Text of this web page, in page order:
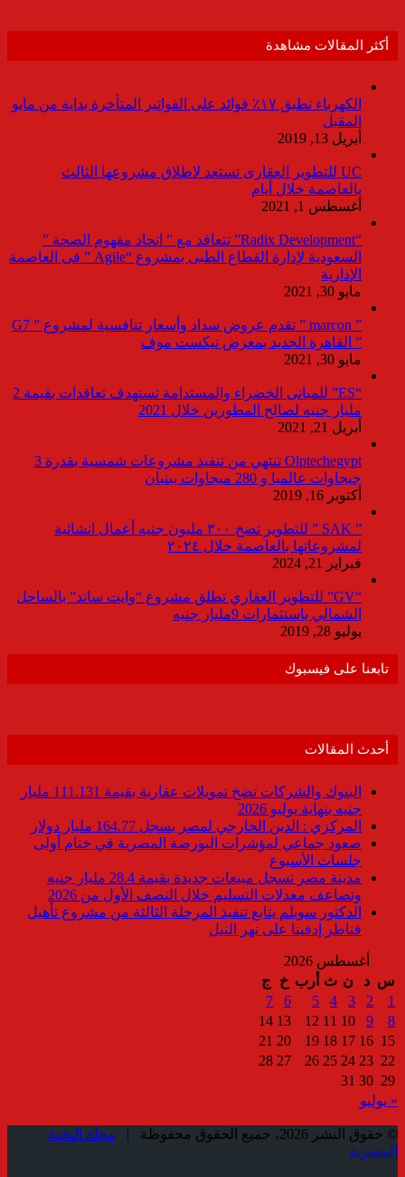
أكثر المقالات مشاهدة
الكهرباء تطبق ١٧٪ فوائد على الفواتير المتأخرة بداية من مايو
المقبل
أبريل 13, 2019
UC للتطوير العقارى تستعد لاطلاق مشروعها الثالث
بالعاصمة خلال أيام
أغسطس 1, 2021
“Radix Development” تتعاقد مع ” اتحاد مفهوم الصحة ”
السعودية لإدارة القطاع الطبى بمشروع “Agile ” فى العاصمة
الإدارية
مايو 30, 2021
” marcon ” تقدم عروض سداد وأسعار تنافسية لمشروع ” G7
” القاهرة الجديد بمعرض نيكست موف
مايو 30, 2021
“ES” للمبانى الخضراء والمستدامة تستهدف تعاقدات بقيمة 2
مليار جنيه لصالح المطورين خلال 2021
أبريل 21, 2021
Olptechegypt تنتهي من تنفيذ مشروعات شمسية بقدرة 3
جيجاوات عالميا و 280 ميجاوات ببنبان
أكتوبر 16, 2019
” SAK ” للتطوير تضخ ٣٠٠ مليون جنيه أعمال انشائية
لمشروعاتها بالعاصمة خلال ٢٠٢٤
فبراير 21, 2024
“GV” للتطوير العقاري تطلق مشروع “وايت ساند” بالساحل
الشمالي باستثمارات 9مليار جنيه
يوليو 28, 2019
تابعنا على فيسبوك
أحدث المقالات
البنوك والشركات تضخ تمويلات عقارية بقيمة 111.131 مليار
جنيه بنهاية يوليو 2026
المركزي : الدين الخارجي لمصر يسجل 164.77 مليار دولار
صعود جماعي لمؤشرات البورصة المصرية في ختام أولى
جلسات الأسبوع
مدينة مصر تسجل مبيعات جديدة بقيمة 28.4 مليار جنيه
وتضاعف معدلات التسليم خلال النصف الأول من 2026
الدكتور سويلم يتابع تنفيذ المرحلة الثالثة من مشروع تأهيل
قناطر إدفينا على نهر النيل
أغسطس 2026
س د ن ث أرب خ
ج
1
2
3
4
5
6
7
8
9
10
11
12
13
14
15
16
17
18
19
20
21
22
23
24
25
26
27
28
29
30
31
« يوليو
© حقوق النشر 2026، جميع الحقوق محفوظة |
مجلة النخبة
المصرية